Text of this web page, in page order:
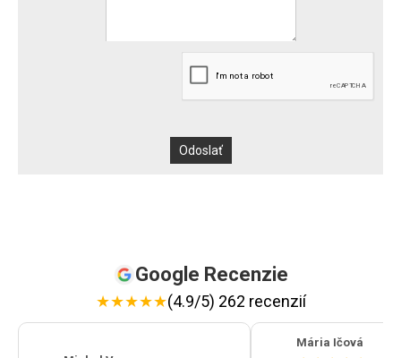
Google Recenzie
★★★★★(4.9/5) 262 recenzií
Mária Ičová